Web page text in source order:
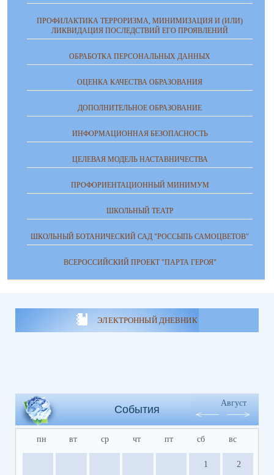
ПРОФИЛАКТИКА ТЕРРОРИЗМА, МИНИМИЗАЦИЯ И (ИЛИ)
ЛИКВИДАЦИЯ ПОСЛЕДСТВИЙ ЕГО ПРОЯВЛЕНИЙ
ОБРАБОТКА ПЕРСОНАЛЬНЫХ ДАННЫХ
ОЦЕНКА КАЧЕСТВА ОБРАЗОВАНИЯ
ДОПОЛНИТЕЛЬНОЕ ОБРАЗОВАНИЕ
ИНФОРМАЦИОННАЯ БЕЗОПАСНОСТЬ
ЦЕЛЕВАЯ МОДЕЛЬ НАСТАВНИЧЕСТВА
ПРОФОРИЕНТАЦИОННЫЙ МИНИМУМ
ШКОЛЬНЫЙ ТЕАТР
ШКОЛЬНЫЙ БОТАНИЧЕСКИЙ САД "РОССЫПЬ САМОЦВЕТОВ"
ВСЕРОССИЙСКИЙ ПРОЕКТ "ПАРТА ГЕРОЯ"
ЭЛЕКТРОННЫЙ ДНЕВНИК
События
Август
пн вт ср чт пт сб вс
1 2